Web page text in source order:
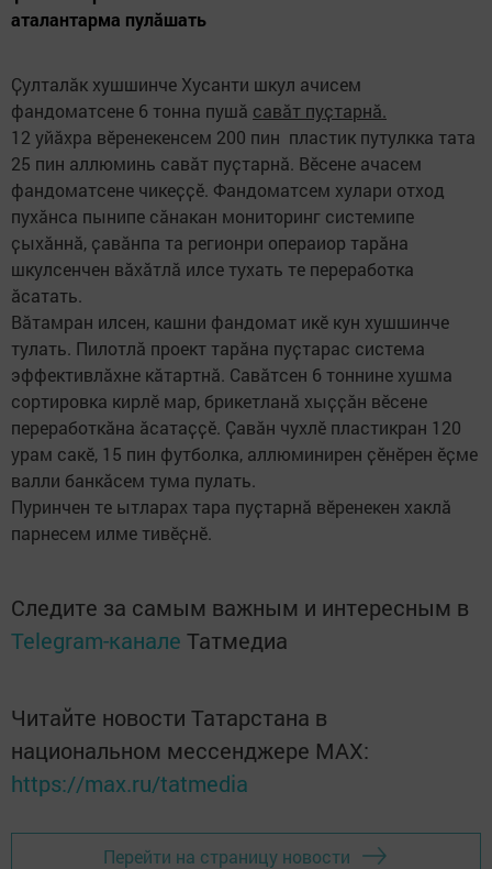
аталантарма пулӑшать
Ҫулталӑк хушшинче Хусанти шкул ачисем
фандоматсене 6 тонна пушӑ савӑт пуҫтарнӑ.
12 уйӑхра вӗренекенсем 200 пин пластик путулкка тата
25 пин аллюминь савӑт пуҫтарнӑ. Вӗсене ачасем
фандоматсене чикеҫҫӗ. Фандоматсем хулари отход
пухӑнса пынипе сӑнакан мониторинг системипе
ҫыхӑннӑ, ҫавӑнпа та регионри операиор тарӑна
шкулсенчен вӑхӑтлӑ илсе тухать те переработка
ӑсатать.
Вӑтамран илсен, кашни фандомат икӗ кун хушшинче
тулать. Пилотлӑ проект тарӑна пуҫтарас система
эффективлӑхне кӑтартнӑ. Савӑтсен 6 тоннине хушма
сортировка кирлӗ мар, брикетланӑ хыҫҫӑн вӗсене
переработкӑна ӑсатаҫҫӗ. Ҫавӑн чухлӗ пластикран 120
урам сакӗ, 15 пин футболка, аллюминирен ҫӗнӗрен ӗҫме
валли банкӑсем тума пулать.
Пуринчен те ытларах тара пуҫтарнӑ вӗренекен хаклӑ
парнесем илме тивӗҫнӗ.
Следите за самым важным и интересным в
Telegram-канале Татмедиа
Читайте новости Татарстана в
национальном мессенджере MАХ:
https://max.ru/tatmedia
Перейти на страницу новости